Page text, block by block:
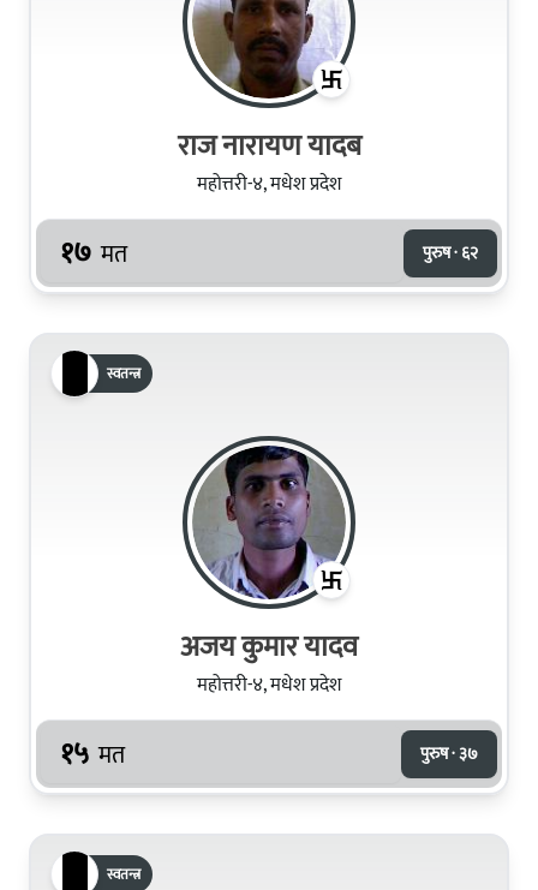
राज नारायण यादब
महोत्तरी-४, मधेश प्रदेश
१७ मत पुरुष · ६२
स्वतन्त्र
अजय कुमार यादव
महोत्तरी-४, मधेश प्रदेश
१५ मत पुरुष · ३७
स्वतन्त्र